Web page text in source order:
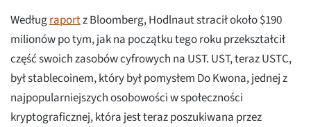
Wedługraportz Bloomberg, Hodlnaut stracił około $190
milionów po tym, jak na początku tego roku przekształcił
część swoich zasobów cyfrowych na UST. UST, teraz USTC,
był stablecoinem, który był pomysłem Do Kwona, jednej z
najpopularniejszych osobowości w społeczności
kryptograficznej, która jest teraz poszukiwana przez